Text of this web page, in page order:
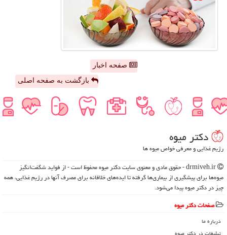
صفحه اخبار
بازگشت به صفحه اصلی
دكتر میوه
رژیم غذایی و معرفی خواص میوه ها
drmiveh.ir - حقوق مادی و معنوی سایت دكتر میوه محفوظ است - از فواید شگفت‌انگیز
میوه‌ها برای پیشگیری از بیماری‌ها گرفته تا ایده‌های خلاقانه برای مصرف آنها در رژیم غذایی، همه
چیز در دکتر میوه پیدا می‌شود.
صفحات دكتر میوه
درباره ما